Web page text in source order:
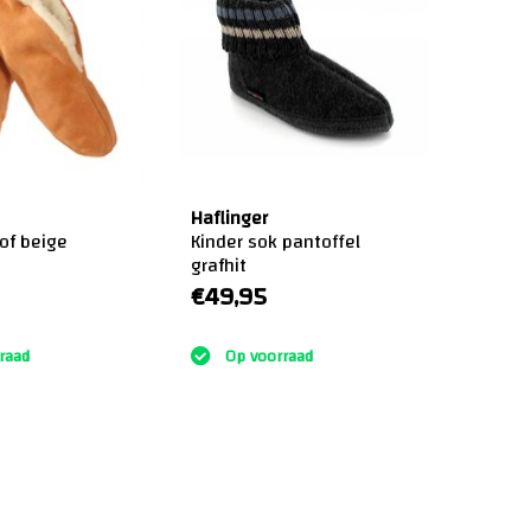
beige
Haflinger
Kinder sok pantoffel
grafhit
€49,95
Op voorraad